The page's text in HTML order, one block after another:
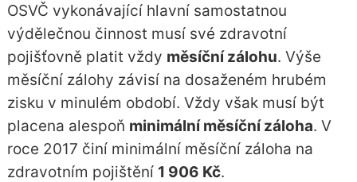
OSVČ vykonávající hlavní samostatnou
výdělečnou činnost musí své zdravotní
pojišťovně platit vždy měsíční zálohu. Výše
měsíční zálohy závisí na dosaženém hrubém
zisku v minulém období. Vždy však musí být
placena alespoň minimální měsíční záloha. V
roce 2017 činí minimální měsíční záloha na
zdravotním pojištění 1 906 Kč.